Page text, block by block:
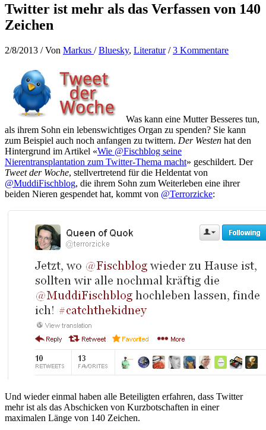
Twitter ist mehr als das Verfassen von 140
Zeichen
2/8/2013 / Von Markus /Bluesky, Literatur/3 Kommentare
Was kann eine Mutter Besseres tun,
als ihrem Sohn ein lebenswichtiges Organ zu spenden? Sie kann
zum Beispiel auch noch anfangen zu twittern. Der Westen hat den
Hintergrund im Artikel «Wie @Fischblog seine
Nierentransplantation zum Twitter-Thema macht» geschildert. Der
Tweet der Woche, stellvertretend für die Heldentat von
@MuddiFischblog, die ihrem Sohn zum Weiterleben eine ihrer
beiden Nieren gespendet hat, kommt von @Terrorzicke:
Und wieder einmal haben alle Beteiligten erfahren, dass Twitter
mehr ist als das Abschicken von Kurzbotschaften in einer
maximalen Länge von 140 Zeichen.